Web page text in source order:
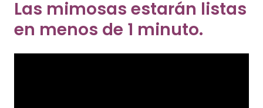
Las mimosas estarán listas
en menos de 1 minuto.